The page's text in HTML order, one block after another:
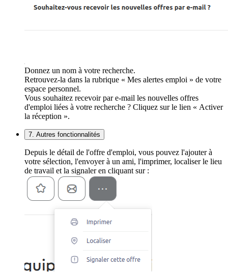
Donnez un nom à votre recherche.
Retrouvez-la dans la rubrique « Mes alertes emploi » de votre
espace personnel.
Vous souhaitez recevoir par e-mail les nouvelles offres
d'emploi liées à votre recherche ? Cliquez sur le lien « Activer
la réception ».
7. Autres fonctionnalités
Depuis le détail de l'offre d'emploi, vous pouvez l'ajouter à
votre sélection, l'envoyer à un ami, l'imprimer, localiser le lieu
de travail et la signaler en cliquant sur :